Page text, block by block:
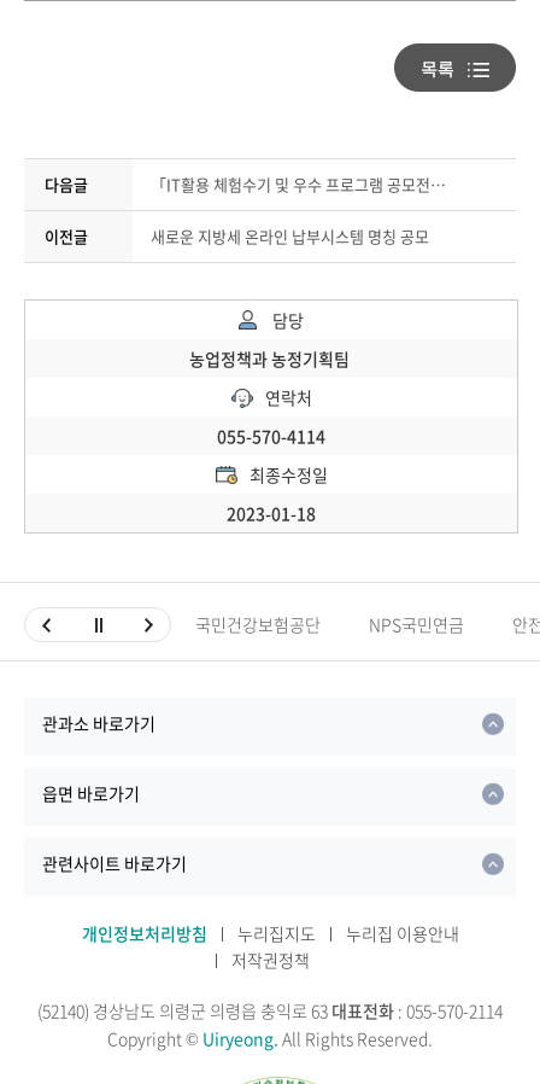
다음글 「IT활용 체험수기 및 우수 프로그램 공모전」 안내
이전글 새로운 지방세 온라인 납부시스템 명칭 공모
담당
농업정책과 농정기획팀
연락처
055-570-4114
최종수정일
2023-01-18
국민건강보험공단 NPS국민연금 안
관과소 바로가기
읍면 바로가기
관련사이트 바로가기
개인정보처리방침 누리집지도
누리집 이용안내
저작권정책
(52140) 경상남도 의령군 의령읍 충익로 63 대표전화 : 055-570-2114
Copyright © Uiryeong. All Rights Reserved.